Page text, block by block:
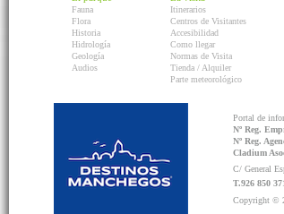
Fauna
Flora
Historia
Hidrología
Geología
Audios
Itinerarios
Centros de Visitantes
Accesibilidad
Como llegar
Normas de Visita
Tienda / Alquiler
Parte meteorológico
Portal de
Nº Reg.
Nº Reg.
Cladium
C/ General
T.926 850
Copyright ©